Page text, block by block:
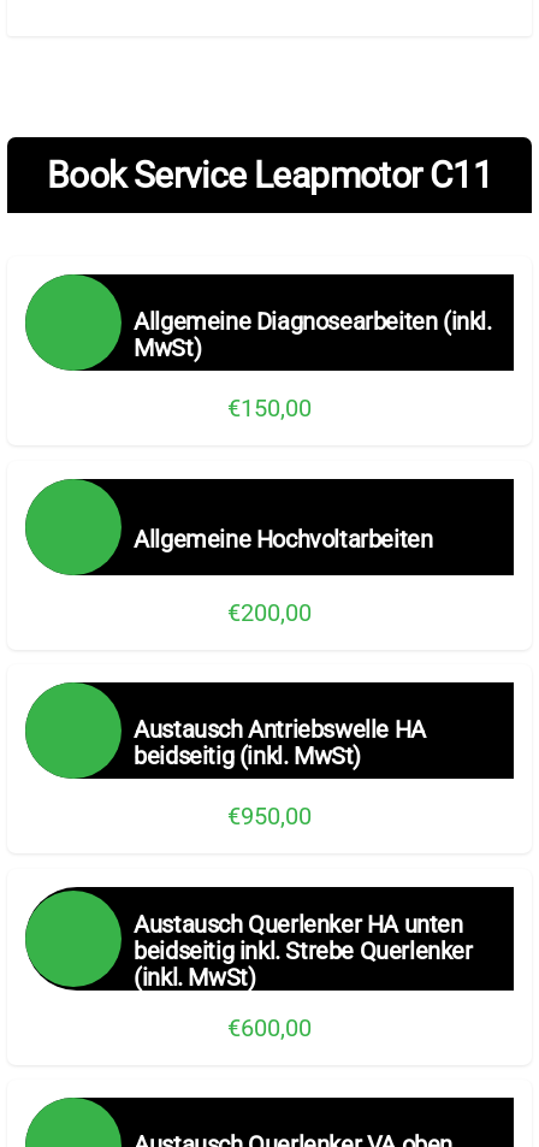
Book Service Leapmotor C11
Allgemeine Diagnosearbeiten (inkl.
MwSt)
€150,00
Allgemeine Hochvoltarbeiten
€200,00
Austausch Antriebswelle HA
beidseitig (inkl. MwSt)
€950,00
Austausch Querlenker HA unten
beidseitig inkl. Strebe Querlenker
(inkl. MwSt)
€600,00